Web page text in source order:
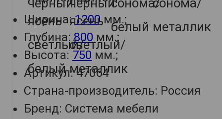
Ширина:1200мм.;
Глубина:800 мм.;
Высота: 750 мм.;
Артикул: 47064
Страна-производитель: Россия
Бренд: Система мебели